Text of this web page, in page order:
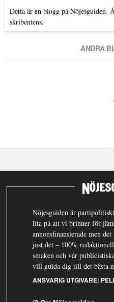
Detta är en blogg på Nöjesguiden.
skribentens.
ANDRA
Nöjesguiden är
lita på att vi brinner för
annonsfinansierade men
just det – 100%
smaken och vår
vill guida dig till det bästa
ANSVARIG UTGIVARE: